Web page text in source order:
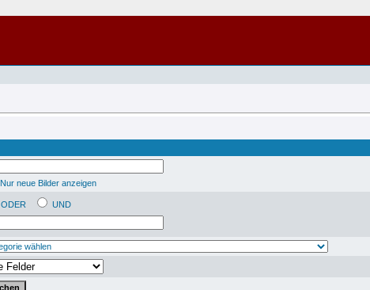
Nur neue Bilder anzeigen
ODER
UND